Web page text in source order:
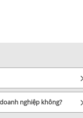
nghiệp không?